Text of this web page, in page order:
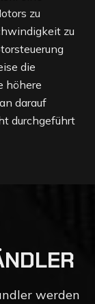
zu
zu
die
höhere
darauf
durchgeführt
NDLER
werden